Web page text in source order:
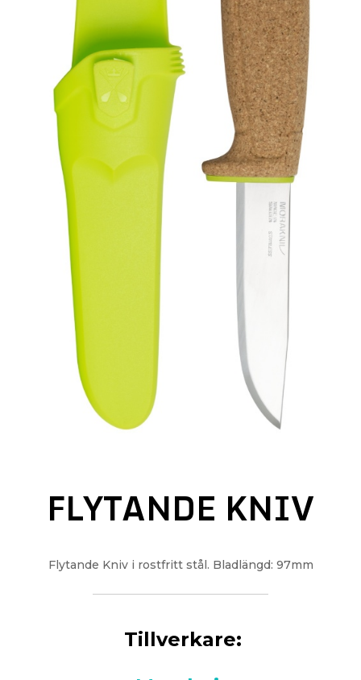
FLYTANDE KNIV
Flytande Kniv i rostfritt stål. Bladlängd: 97mm
Tillverkare: